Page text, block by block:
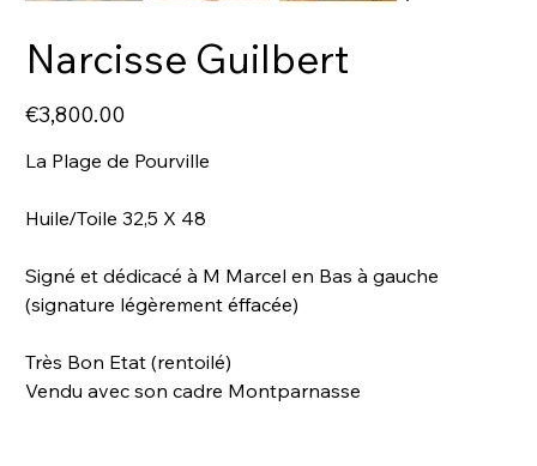
Narcisse Guilbert
Price
€3,800.00
La Plage de Pourville
Huile/Toile 32,5 X 48
Signé et dédicacé à M Marcel en Bas à gauche
(signature légèrement éffacée)
Très Bon Etat (rentoilé)
Vendu avec son cadre Montparnasse